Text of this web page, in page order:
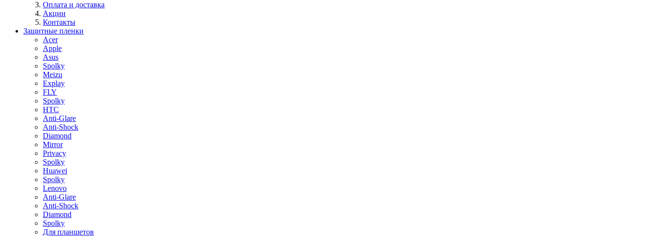
Оплата и доставка
Акции
Контакты
Защитные пленки
Acer
Apple
Asus
Spolky
Meizu
Explay
FLY
Spolky
HTC
Anti-Glare
Anti-Shock
Diamond
Mirror
Privacy
Spolky
Huawei
Spolky
Lenovo
Anti-Glare
Anti-Shock
Diamond
Spolky
Для планшетов